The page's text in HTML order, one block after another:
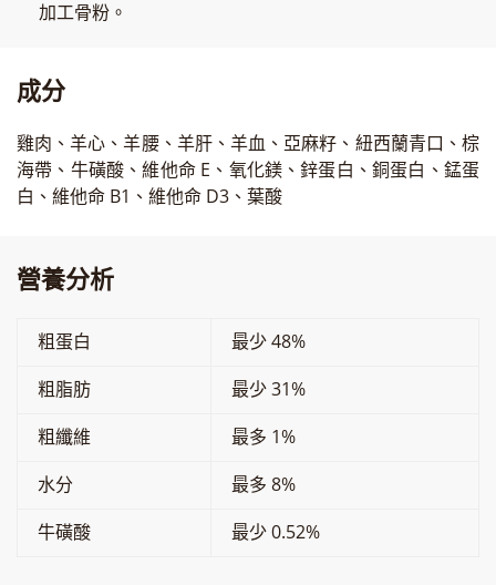
加工骨粉。
成分
雞肉、羊心、羊腰、羊肝、羊血、亞麻籽、紐西蘭青口、棕
海帶、牛磺酸、維他命 E、氧化鎂、鋅蛋白、銅蛋白、錳蛋
白、維他命 B1、維他命 D3、葉酸
營養分析
粗蛋白
最少 48%
粗脂肪
最少 31%
粗纖維
最多 1%
水分
最多 8%
牛磺酸
最少 0.52%